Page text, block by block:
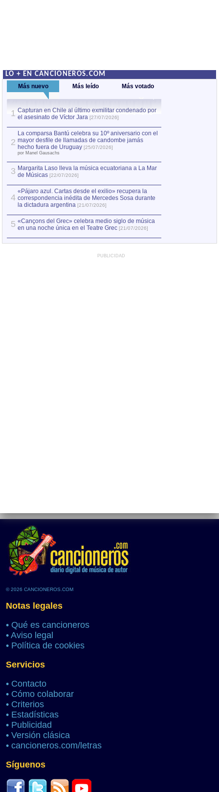
LO + EN CANCIONEROS.COM
Más nuevo Más leído Más votado
1 Capturan en Chile al último exmilitar condenado por
el asesinato de Víctor Jara [27/07/2026]
2
La comparsa Bantú celebra su 10º aniversario con el
mayor desfile de llamadas de candombe jamás
hecho fuera de Uruguay [25/07/2026]
por Manel Gausachs
3 Margarita Laso lleva la música ecuatoriana a La Mar
de Músicas [22/07/2026]
4
«Pájaro azul. Cartas desde el exilio» recupera la
correspondencia inédita de Mercedes Sosa durante
la dictadura argentina [21/07/2026]
5 «Cançons del Grec» celebra medio siglo de música
en una noche única en el Teatre Grec [21/07/2026]
PUBLICIDAD
© 2026 CANCIONEROS.COM
Notas legales
• Qué es cancioneros
• Aviso legal
• Política de cookies
Servicios
• Contacto
• Cómo colaborar
• Criterios
• Estadísticas
• Publicidad
• Versión clásica
• cancioneros.com/letras
Síguenos